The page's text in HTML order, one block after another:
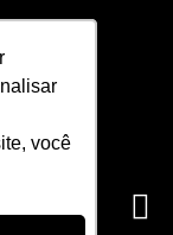
você
você
você